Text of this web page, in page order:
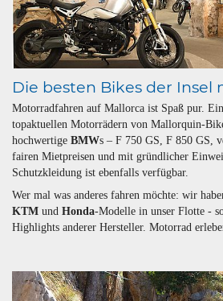
Die besten Bikes der Insel
Motorradfahren auf Mallorca ist Spaß pur.
topaktuellen Motorrädern von Mallorquin-
hochwertige BMWs – F 750 GS, F 850 GS,
fairen Mietpreisen und mit gründlicher
Schutzkleidung ist ebenfalls verfügbar.
Wer mal was anderes fahren möchte: wir
KTM und Honda-Modelle in unser Flotte -
Highlights anderer Hersteller. Motorrad